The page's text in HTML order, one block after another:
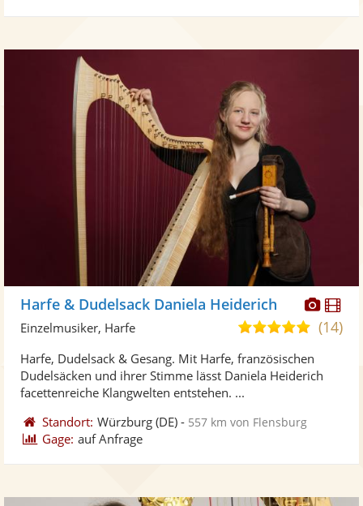
Harfe & Dudelsack Daniela Heiderich
4,9
5
(14)
Einzelmusiker, Harfe
Harfe, Dudelsack & Gesang. Mit Harfe, französischen
Dudelsäcken und ihrer Stimme lässt Daniela Heiderich
facettenreiche Klangwelten entstehen. ...
Standort: Würzburg (DE) - 557 km von Flensburg
Gage: auf Anfrage